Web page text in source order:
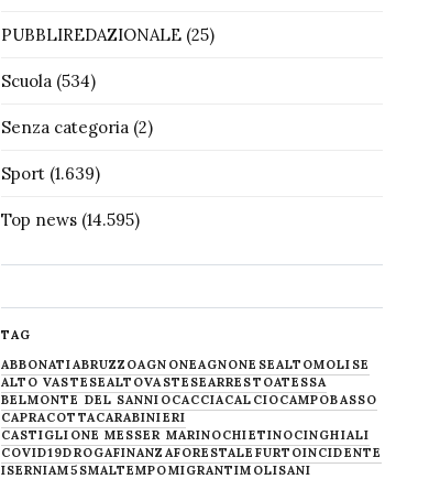
PUBBLIREDAZIONALE(25)
Scuola(534)
Senza categoria(2)
Sport(1.639)
Top news(14.595)
TAG
ABBONATIABRUZZOAGNONEAGNONESEALTOMOLISE
ALTO VASTESEALTOVASTESEARRESTOATESSA
BELMONTE DEL SANNIOCACCIACALCIOCAMPOBASSO
CAPRACOTTACARABINIERI
CASTIGLIONE MESSER MARINOCHIETINOCINGHIALI
COVID19DROGAFINANZAFORESTALE FURTOINCIDENTE
ISERNIAM5SMALTEMPOMIGRANTIMOLISANI